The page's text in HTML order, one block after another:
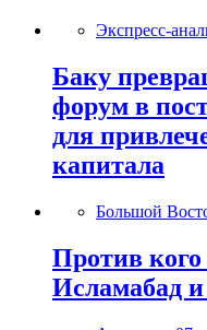
Экспресс-
Баку
форум в
для
капитала
Большой
Против
Исламабад